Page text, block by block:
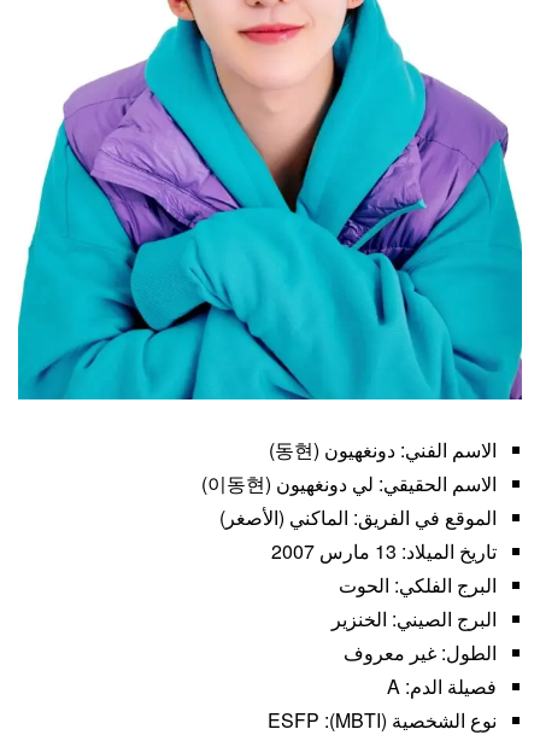
الاسم الفني: دونغهيون (동현)
الاسم الحقيقي: لي دونغهيون (이동현)
الموقع في الفريق: الماكني (الأصغر)
تاريخ الميلاد: 13 مارس 2007
البرج الفلكي: الحوت
البرج الصيني: الخنزير
الطول: غير معروف
فصيلة الدم: A
نوع الشخصية (MBTI): ESFP